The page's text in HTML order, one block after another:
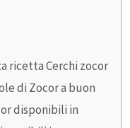
ricetta Cerchi zocor
di Zocor a buon
disponibili in